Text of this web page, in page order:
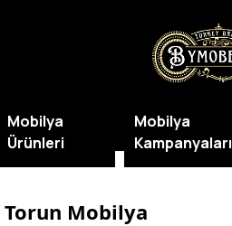
Mobilya
Mobilya
Ürünleri
Mobilya
Kampanyaları